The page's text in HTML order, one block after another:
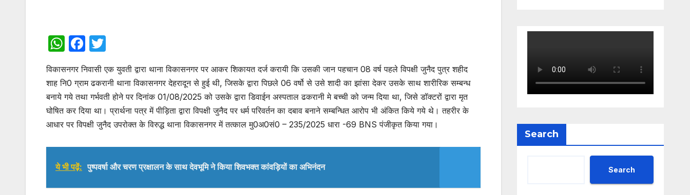
W
at
s
A
p
p
F
c
e
b
o
o
itt
er
विकासनगर निवासी एक युवती द्वारा थाना विकासनगर पर आकर शिकायत दर्ज करायी कि उसकी जान पहचान 08 वर्ष पहले विपक्षी जुनैद पुत्र शहीद
शाह नि0 ग्राम ढकरानी थाना विकासनगर देहरादून से हुई थी, जिसके द्वारा पिछले 06 वर्षो से उसे शादी का झांसा देकर उसके साथ शारीरिक सम्बन्ध
बनाये गये तथा गर्भवती होने पर दिनांक 01/08/2025 को उसके द्वारा डिवाईन अस्पताल ढकरानी मे बच्ची को जन्म दिया था, जिसे डॉक्टरों द्वारा मृत
घोषित कर दिया था। प्रार्थना पत्र में पीड़िता द्वारा विपक्षी जुनैद पर धर्म परिवर्तन का दबाव बनाने सम्बन्धित आरोप भी अंकित किये गये थे। तहरीर के
आधार पर विपक्षी जुनैद उपरोक्त के विरुद्ध थाना विकासनगर में तत्काल मु0अ0सं0 – 235/2025 धारा -69 BNS पंजीकृत किया गया।
ये भी पढ़ें: पुष्पवर्षा और चरण प्रक्षालन के साथ देवभूमि ने किया शिवभक्त कांवड़ियों का अभिनंदन
Search
Search